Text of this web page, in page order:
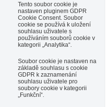
Tento soubor cookie je
nastaven pluginem GDPR
Cookie Consent. Soubor
cookie se používá k uložení
souhlasu uživatele s
používáním souborů cookie v
kategorii „Analytika“.
Soubor cookie je nastaven na
základě souhlasu s cookie
GDPR k zaznamenání
souhlasu uživatele pro
soubory cookie v kategorii
„Funkční“.